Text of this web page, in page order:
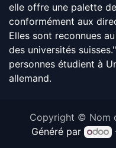
elle offre une palette
conformément aux
Elles sont reconnues
des universités
personnes étudient à
allemand.
Copyright © Nom
Généré par